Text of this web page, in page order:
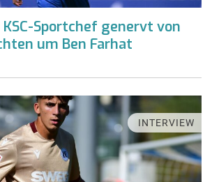
Sportchef genervt von
um Ben Farhat
INTERVIEW